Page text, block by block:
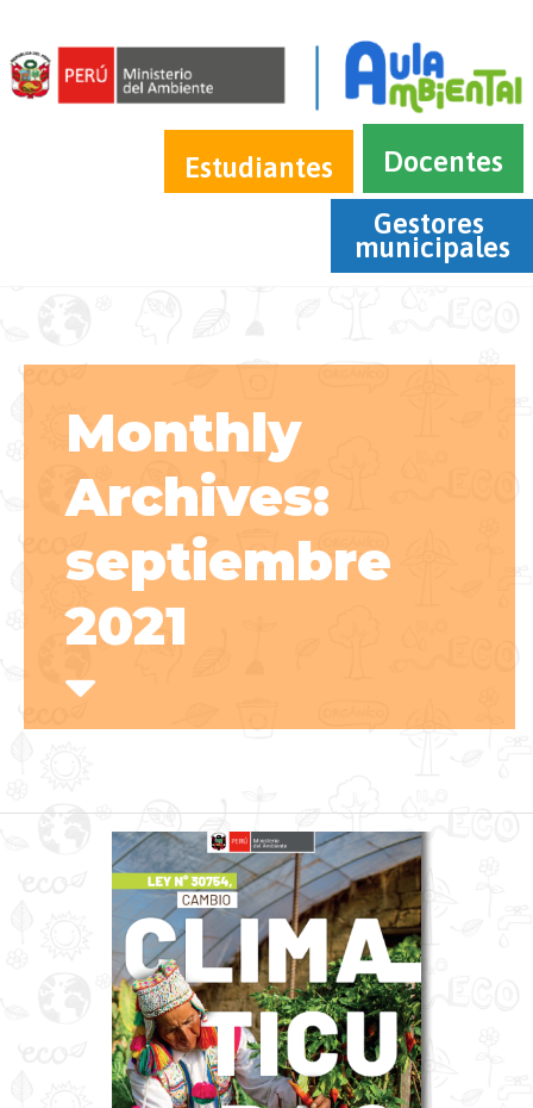
Estudiantes
Docentes
Gestores
municipales
Monthly
Archives:
septiembre
2021